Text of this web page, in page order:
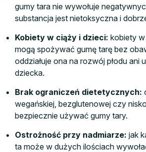
gumy tara nie wywołuje
substancja jest nietoksyczna i
Kobiety w ciąży i dzieci: kobiety
mogą spożywać gumę tarę bez
oddziałuje ona na rozwój płodu ani
dziecka.
Brak ograniczeń dietetycznych:
wegańskiej, bezglutenowej czy
bezpiecznie używać gumy tary.
Ostrożność przy nadmiarze: jak
ta może w dużych ilościach